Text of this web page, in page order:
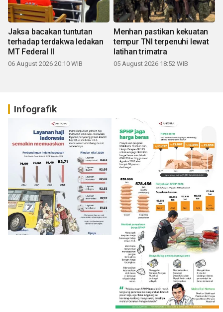
Jaksa bacakan tuntutan
terhadap terdakwa ledakan
MT Federal II
06 August 2026 20:10 WIB
Menhan pastikan kekuatan
tempur TNI terpenuhi lewat
latihan trimatra
05 August 2026 18:52 WIB
Infografik